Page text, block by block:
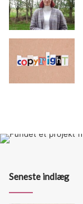
Seneste indlæg